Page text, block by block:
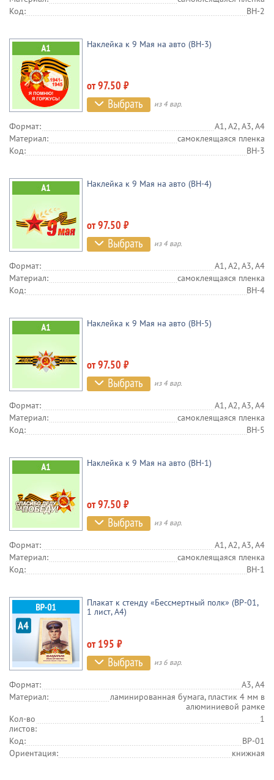
Код:
BH-2
Наклейка к 9 Мая на авто (BH-3)
от 97.50 ₽
из 4 вар.
Формат:
А1, А2, А3, А4
Материал:
самоклеящаяся пленка
Код:
BH-3
Наклейка к 9 Мая на авто (BH-4)
от 97.50 ₽
из 4 вар.
Формат:
А1, А2, А3, А4
Материал:
самоклеящаяся пленка
Код:
BH-4
Наклейка к 9 Мая на авто (BH-5)
от 97.50 ₽
из 4 вар.
Формат:
А1, А2, А3, А4
Материал:
самоклеящаяся пленка
Код:
BH-5
Наклейка к 9 Мая на авто (BH-1)
от 97.50 ₽
из 4 вар.
Формат:
А1, А2, А3, А4
Материал:
самоклеящаяся пленка
Код:
BH-1
Плакат к стенду «Бессмертный полк» (BP-01,
1 лист, А4)
от 195 ₽
из 6 вар.
Формат:
А3, А4
Материал:
ламинированная бумага, пластик 4 мм в
алюминиевой рамке
Кол-во
листов:
1
Код:
BP-01
Ориентация:
книжная